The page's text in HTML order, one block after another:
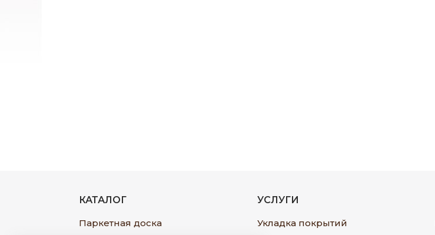
КАТАЛОГ
Паркетная доска
УСЛУГИ
Укладка покрытий